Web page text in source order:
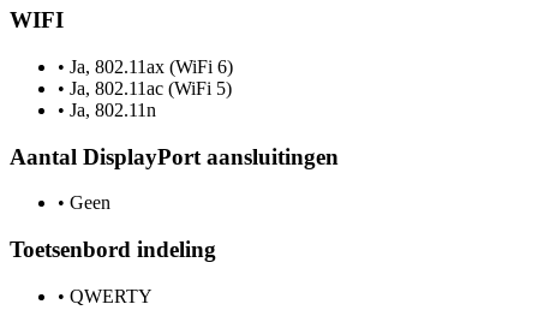
WIFI
• Ja, 802.11ax (WiFi 6)
• Ja, 802.11ac (WiFi 5)
• Ja, 802.11n
Aantal DisplayPort aansluitingen
• Geen
Toetsenbord indeling
• QWERTY